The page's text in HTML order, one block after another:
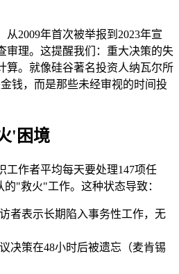
2009年首次被举报到2023年宣
审理。这提醒我们：重大决策的失
算。就像硅谷著名投资人纳瓦尔所
钱，而是那些未经审视的时间投
'困境
工作者平均每天要处理147项任
"救火"工作。这种状态导致：
者表示长期陷入事务性工作，无
决策在48小时后被遗忘（麦肯锡